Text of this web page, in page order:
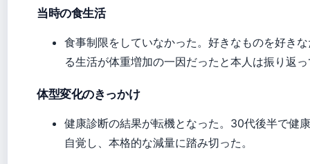
当時の食生活
食事制限をしていなかった。好きなものを好き
る生活が体重増加の一因だったと本人は振り返
体型変化のきっかけ
健康診断の結果が転機となった。30代後半で健
自覚し、本格的な減量に踏み切った。